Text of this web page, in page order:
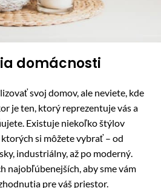
domácnosti
svoj domov, ale neviete, kde
je ten, ktorý reprezentuje vás a
Existuje niekoľko štýlov
si môžete vybrať – od
industriálny, až po moderný.
najobľúbenejších, aby sme vám
pre váš priestor.